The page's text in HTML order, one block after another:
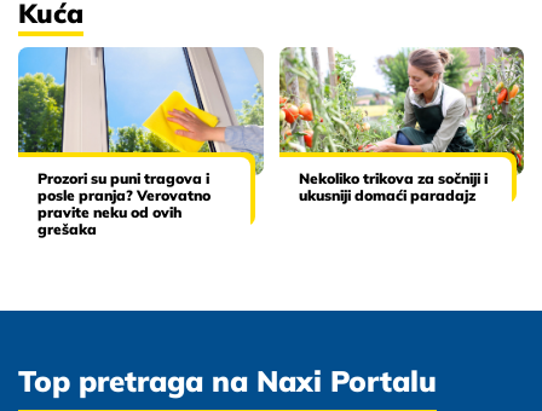
Kuća
Prozori su puni tragova i
posle pranja? Verovatno
pravite neku od ovih
grešaka
Nekoliko trikova za sočniji i
ukusniji domaći paradajz
Top pretraga na Naxi Portalu